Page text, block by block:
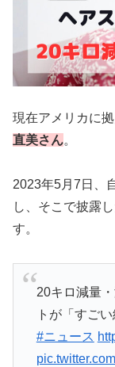
現在アメリカに
直美さん。
2023年5月7日、
し、そこで披露
す。
20キロ減量
トが「すご
#ニュース